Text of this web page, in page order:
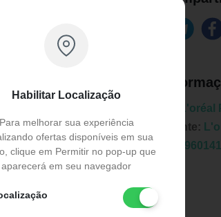
Habilitar Localização
Para melhorar sua experiência
ofertas disponíveis em sua
clique em Permitir no pop-up que
aparecerá em seu navegador
controla o volume dos
com brilho
antiestática para
fios resultando
L'oréal
Fabricante: